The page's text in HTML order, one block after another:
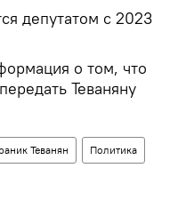
депутатом с 2023
о том, что
Теваняну
Теванян Политика